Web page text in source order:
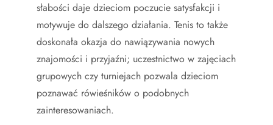
słabości daje dzieciom poczucie satysfakcji i
motywuje do dalszego działania. Tenis to także
doskonała okazja do nawiązywania nowych
znajomości i przyjaźni; uczestnictwo w zajęciach
grupowych czy turniejach pozwala dzieciom
poznawać rówieśników o podobnych
zainteresowaniach.